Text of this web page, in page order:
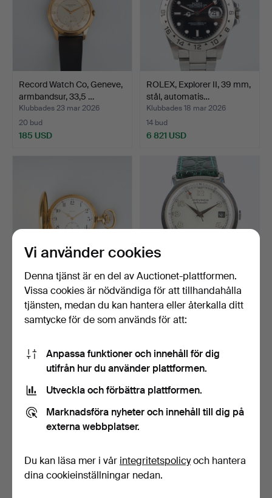
Record Watch Co, Geneve,
armbandsur, 33,5 …
Klubbades 23 mar 2026
20 bud
185 USD
ROLEX, Explorer II, 39 mm,
stål, automatis…
Klubbades 18 mar 2026
14 bud
6 821 USD
ZENITH, fickur, 52 mm,
18K guld, ankargång…
Klubbades 26 feb 2026
Utvalt
MOVADO, armbandsur, 37
mm, stål, automatis…
Vi använder cookies
Denna tjänst är en del av Auctionet-plattformen.
Vissa cookies är nödvändiga för att tillhandahålla
tjänsten, medan du kan hantera eller återkalla ditt
samtycke för de som används för att:
Anpassa funktioner och innehåll för dig
utifrån hur du använder plattformen.
Utveckla och förbättra plattformen.
Marknadsföra nyheter och innehåll till dig på
externa webbplatser.
Du kan läsa mer i vår integritetspolicyoch hantera
dina cookieinställningar nedan.